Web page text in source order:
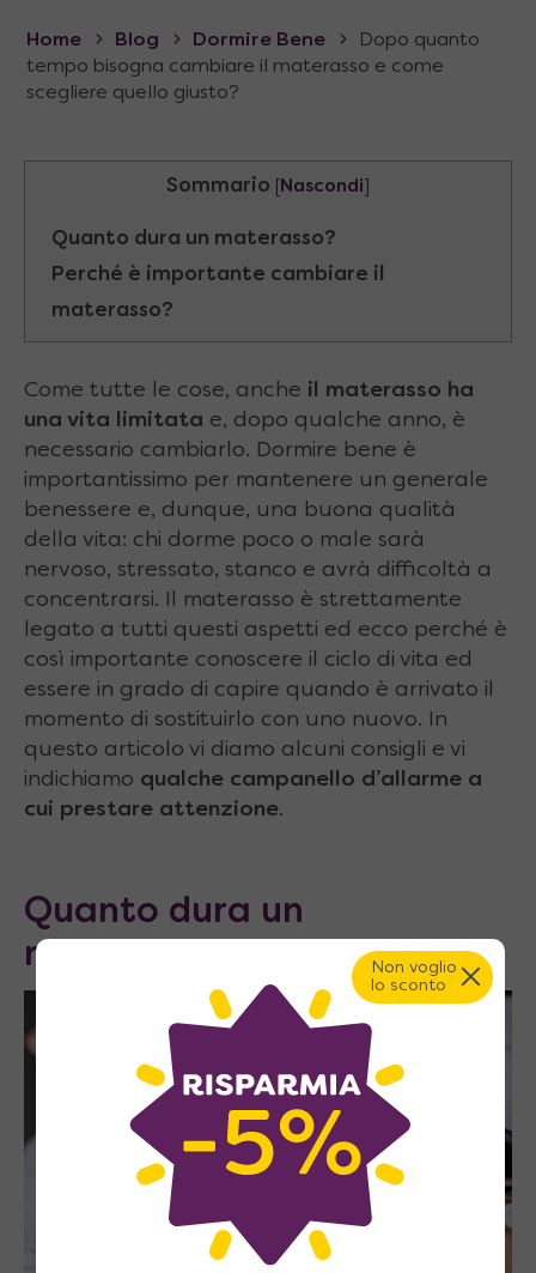
Home Blog Dormire Bene
Dopo quanto
tempo bisogna cambiare il materasso e come
scegliere quello giusto?
Sommario Nascondi
Quanto dura un materasso?
Perché è importante cambiare il
materasso?
Come tutte le cose, anche il materasso ha
una vita limitata e, dopo qualche anno, è
necessario cambiarlo. Dormire bene è
importantissimo per mantenere un generale
benessere e, dunque, una buona qualità
della vita: chi dorme poco o male sarà
nervoso, stressato, stanco e avrà difficoltà a
concentrarsi. Il materasso è strettamente
legato a tutti questi aspetti ed ecco perché è
così importante conoscere il ciclo di vita ed
essere in grado di capire quando è arrivato il
momento di sostituirlo con uno nuovo. In
questo articolo vi diamo alcuni consigli e vi
indichiamo qualche campanello d’allarme a
cui prestare attenzione.
Quanto dura un
materasso?
Non voglio
lo sconto